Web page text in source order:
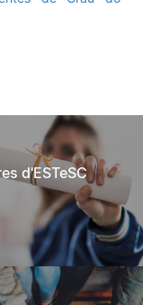
d'ESTeSC